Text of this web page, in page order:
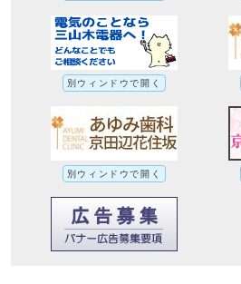
別ウィンドウで開く
別ウィンドウで開く